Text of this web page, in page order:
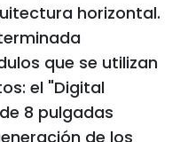
horizontal.
que se utilizan
el "Digital
8 pulgadas
de los